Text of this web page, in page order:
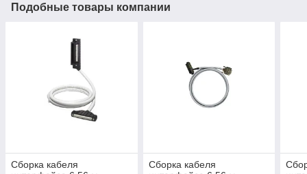
Подобные товары компании
Сборка кабеля
Сборка кабеля